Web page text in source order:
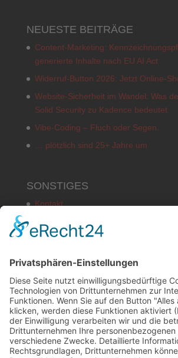
NEUESTE BEITRÄGE
Content-Marketing:
generierte Inhalte nach EU AI Act
Widerruf-Button 2026: Jetzt Online-
Website-Sicherheit im Wandel: Was
Solid Security zu Kadence bedeutet
Vibe-Coding – Fluch oder Segen.
… plötzlich sind 25+ Jahre um
SONSTIGES
Kontakt
Impressum
Datenschutz
HOSTING